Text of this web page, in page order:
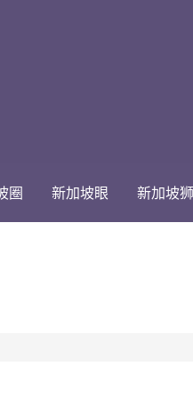
圈 新加坡眼 新加坡